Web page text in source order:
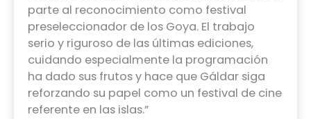
parte al reconocimiento como festival
preseleccionador de los Goya. El trabajo
serio y riguroso de las últimas ediciones,
cuidando especialmente la programación
ha dado sus frutos y hace que Gáldar siga
reforzando su papel como un festival de cine
referente en las islas.”